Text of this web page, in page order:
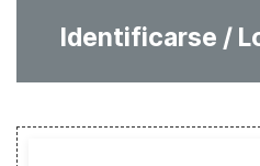
Identificarse /